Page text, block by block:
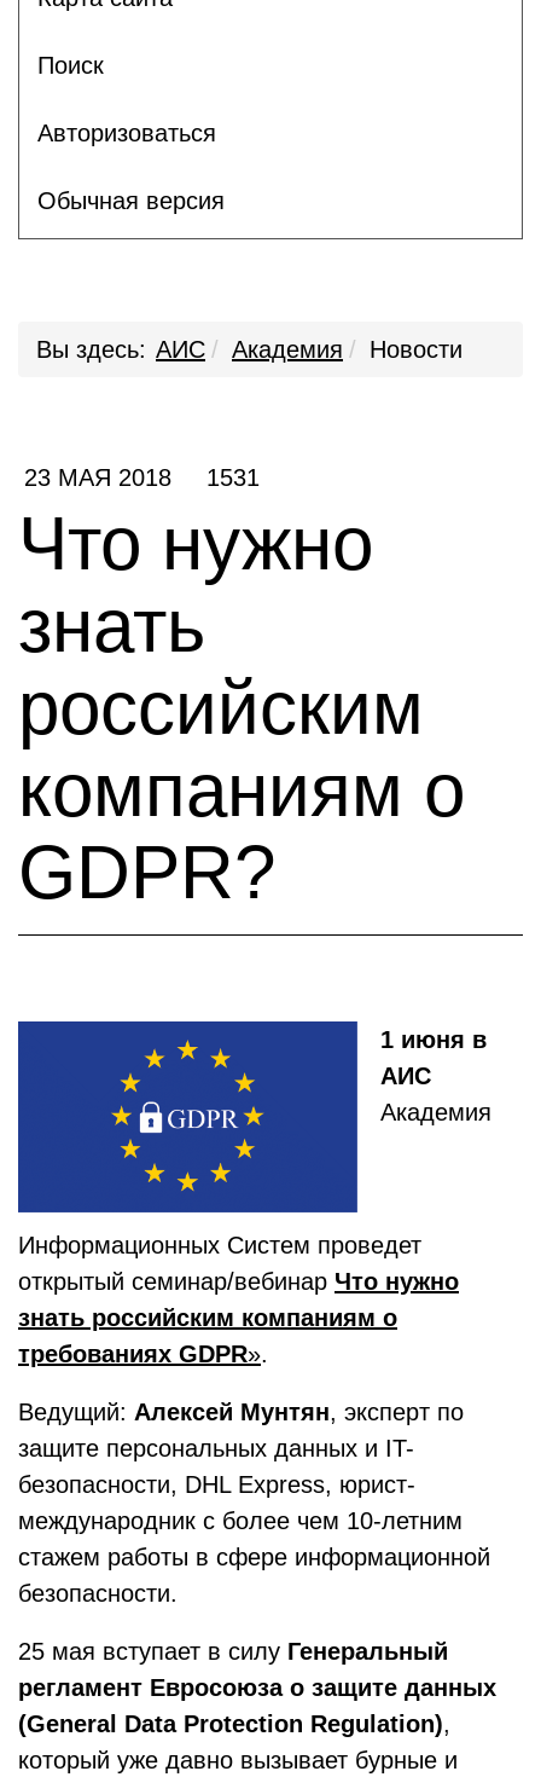
Поиск
Авторизоваться
Обычная версия
Вы здесь: АИС Академия Новости
23 МАЯ 2018 1531
Что нужно
знать
российским
компаниям о
GDPR?
1 июня в
АИС
Академия
Информационных Систем проведет
открытый семинар/вебинар Что нужно
знать российским компаниям о
требованиях GDPR».
Ведущий: Алексей Мунтян, эксперт по
защите персональных данных и IT-
безопасности, DHL Express, юрист-
международник с более чем 10-летним
стажем работы в сфере информационной
безопасности.
25 мая вступает в силу Генеральный
регламент Евросоюза о защите данных
(General Data Protection Regulation),
который уже давно вызывает бурные и